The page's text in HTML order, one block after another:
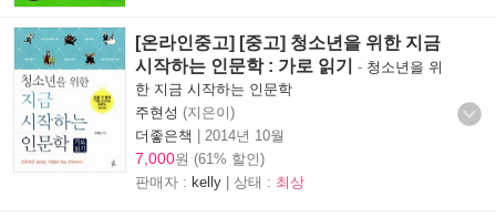
[온라인중고] [중고] 청소년을 위한 지금
시작하는 인문학 : 가로 읽기
- 청소년을 위
한 지금 시작하는 인문학
주현성 (지은이)
더좋은책 | 2014년 10월
7,000원 (61% 할인)
판매자 : kelly | 상태 : 최상